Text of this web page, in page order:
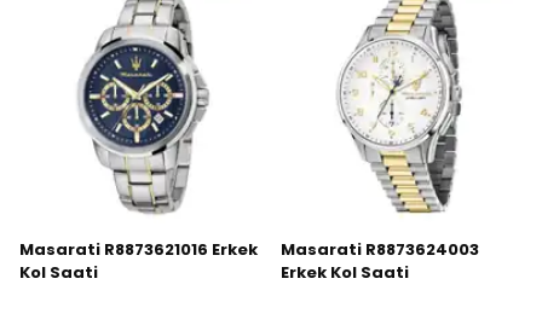
Masarati R8873621016 Erkek
Kol Saati
Masarati R8873624003
Erkek Kol Saati